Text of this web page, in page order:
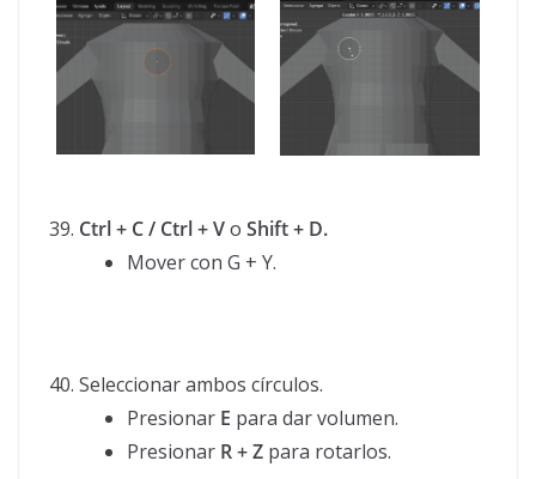
Ctrl + C / Ctrl + Vo Shift + D.
Mover con G + Y.
Seleccionar ambos círculos.
Presionar E para dar volumen.
Presionar R + Z para rotarlos.